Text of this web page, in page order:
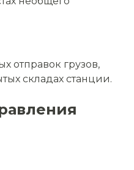
отправок грузов,
складах станции.